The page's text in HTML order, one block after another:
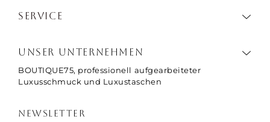
einer
SERVICE
UNSER UNTERNEHMEN
BOUTIQUE75, professionell aufgearbeiteter
Luxusschmuck und Luxustaschen
NEWSLETTER